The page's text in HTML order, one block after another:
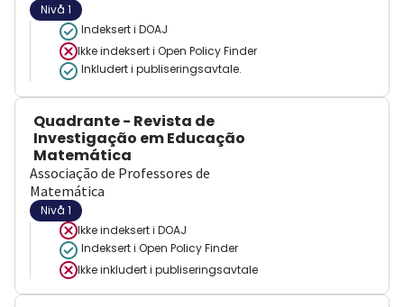
Nivå 1
Indeksert i DOAJ
Ikke indeksert i Open Policy Finder
Inkludert i publiseringsavtale.
Quadrante - Revista de
Investigação em Educação
Matemática
Associação de Professores de
Matemática
Nivå 1
Ikke indeksert i DOAJ
Indeksert i Open Policy Finder
Ikke inkludert i publiseringsavtale